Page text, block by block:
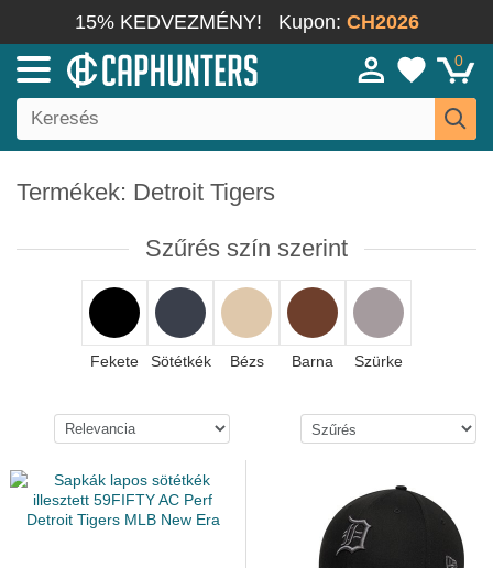
15% KEDVEZMÉNY! Kupon: CH2026
0
Termékek: Detroit Tigers
Szűrés szín szerint
Fekete Sötétkék Bézs Barna Szürke